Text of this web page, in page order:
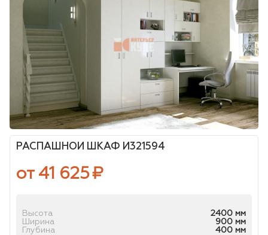
РАСПАШНОЙ ШКАФ И321594
от 41 625₽
Высота
2400 мм
Ширина
900 мм
Глубина
400 мм